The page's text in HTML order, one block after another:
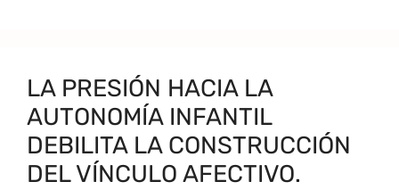
LA PRESIÓN HACIA LA
AUTONOMÍA INFANTIL
DEBILITA LA CONSTRUCCIÓN
DEL VÍNCULO AFECTIVO.